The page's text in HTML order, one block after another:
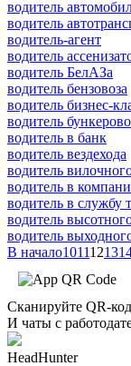
водитель
водитель
водитель-агент
водитель
водитель БелАЗа
водитель бензовоза
водитель бизнес-
водитель
водитель в банк
водитель вездехода
водитель
водитель в
водитель в службу
водитель
водитель
В начало10111213
Сканируйте QR-
И чаты с
HeadHunter